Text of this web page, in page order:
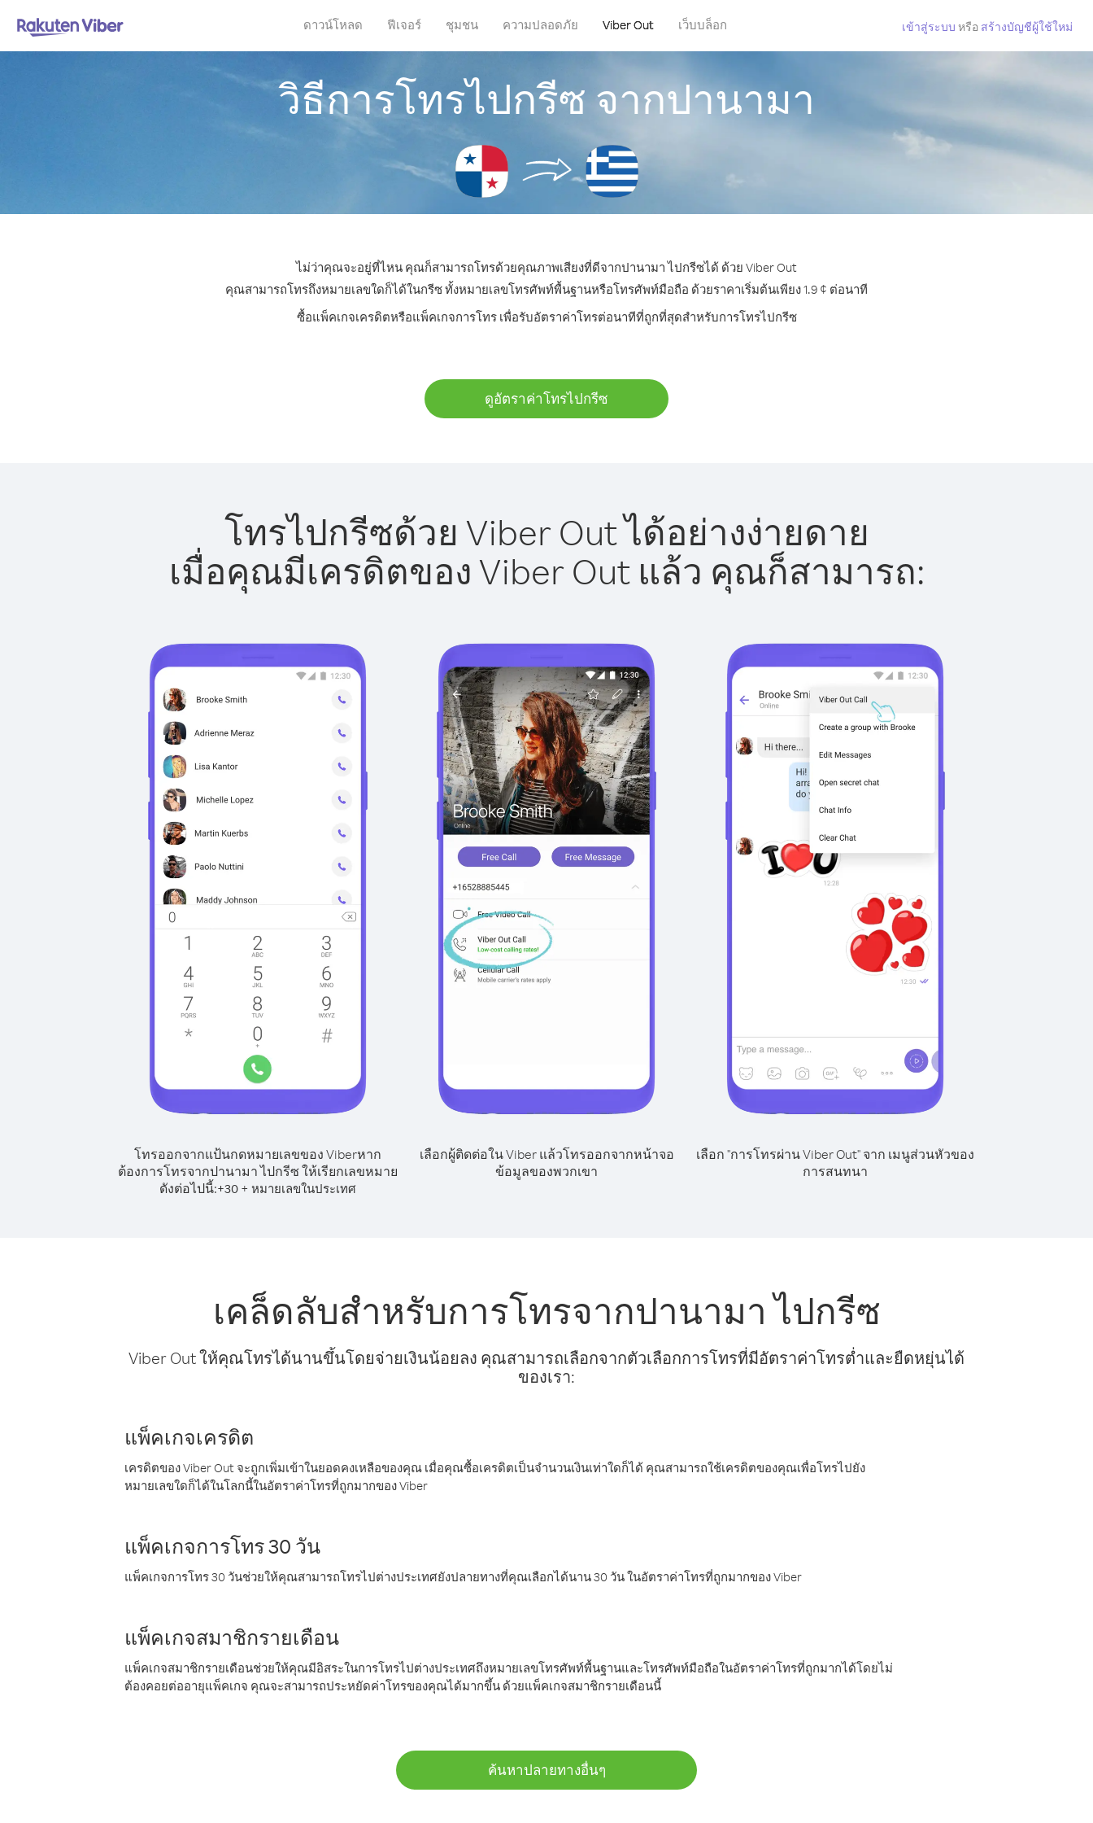
ดาวน์โหลด ฟีเจอร์ ชุมชน ความปลอดภัย Viber Out เว็บบล็อก เข้าสู่ระบบ หรือ สร้างบัญชีผู้ใช้ใหม่
วิธีการโทรไปกรีซ จากปานามา
ไม่ว่าคุณจะอยู่ที่ไหน คุณก็สามารถโทรด้วยคุณภาพเสียงที่ดีจากปานามา ไปกรีซได้ ด้วย Viber Out
คุณสามารถโทรถึงหมายเลขใดก็ได้ในกรีซ ทั้งหมายเลขโทรศัพท์พื้นฐานหรือโทรศัพท์มือถือ ด้วยราคาเริ่มต้นเพียง 1.9 ¢ ต่อนาที
ซื้อแพ็คเกจเครดิตหรือแพ็คเกจการโทร เพื่อรับอัตราค่าโทรต่อนาทีที่ถูกที่สุดสำหรับการโทรไปกรีซ
ดูอัตราค่าโทรไปกรีซ
โทรไปกรีซด้วย Viber Out ได้อย่างง่ายดาย
เมื่อคุณมีเครดิตของ Viber Out แล้ว คุณก็สามารถ:
โทรออกจากแป้นกดหมายเลขของ Viberหาก
ต้องการโทรจากปานามา ไปกรีซ ให้เรียกเลขหมาย
ดังต่อไปนี้:+30 + หมายเลขในประเทศ
เลือกผู้ติดต่อใน Viber แล้วโทรออกจากหน้าจอ
ข้อมูลของพวกเขา
เลือก "การโทรผ่าน Viber Out" จาก เมนูส่วนหัวของ
การสนทนา
เคล็ดลับสำหรับการโทรจากปานามา ไปกรีซ
Viber Out ให้คุณโทรได้นานขึ้นโดยจ่ายเงินน้อยลง คุณสามารถเลือกจากตัวเลือกการโทรที่มีอัตราค่าโทรต่ำและยืดหยุ่นได้
ของเรา:
แพ็คเกจเครดิต
เครดิตของ Viber Out จะถูกเพิ่มเข้าในยอดคงเหลือของคุณ เมื่อคุณซื้อเครดิตเป็นจำนวนเงินเท่าใดก็ได้ คุณสามารถใช้เครดิตของคุณเพื่อโทรไปยัง
หมายเลขใดก็ได้ในโลกนี้ในอัตราค่าโทรที่ถูกมากของ Viber
แพ็คเกจการโทร 30 วัน
แพ็คเกจการโทร 30 วันช่วยให้คุณสามารถโทรไปต่างประเทศยังปลายทางที่คุณเลือกได้นาน 30 วัน ในอัตราค่าโทรที่ถูกมากของ Viber
แพ็คเกจสมาชิกรายเดือน
แพ็คเกจสมาชิกรายเดือนช่วยให้คุณมีอิสระในการโทรไปต่างประเทศถึงหมายเลขโทรศัพท์พื้นฐานและโทรศัพท์มือถือในอัตราค่าโทรที่ถูกมากได้โดยไม่
ต้องคอยต่ออายุแพ็คเกจ คุณจะสามารถประหยัดค่าโทรของคุณได้มากขึ้น ด้วยแพ็คเกจสมาชิกรายเดือนนี้
ค้นหาปลายทางอื่นๆ